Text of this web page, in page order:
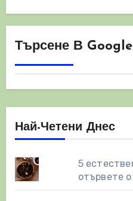
Търсене В Google
Най-Четени Днес
5
отървете